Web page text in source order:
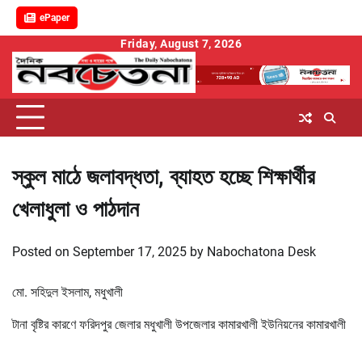
ePaper
content
Friday, August 7, 2026
স্কুল মাঠে জলাবদ্ধতা, ব্যাহত হচ্ছে শিক্ষার্থীর
খেলাধুলা ও পাঠদান
Posted on September 17, 2025 by Nabochatona Desk
মো. সহিদুল ইসলাম, মধুখালী
টানা বৃষ্টির কারণে ফরিদপুর জেলার মধুখালী উপজেলার কামারখালী ইউনিয়নের কামারখালী